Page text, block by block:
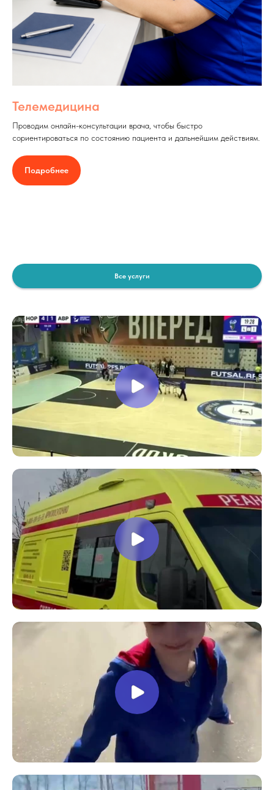
Телемедицина
Проводим онлайн-консультации врача, чтобы быстро
сориентироваться по состоянию пациента и дальнейшим действиям.
Подробнее
Все услуги